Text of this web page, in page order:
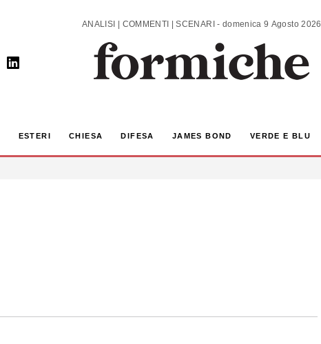
ANALISI | COMMENTI | SCENARI - domenica 9 Agosto 2026
ESTERI CHIESA DIFESA JAMES BOND VERDE E BLU